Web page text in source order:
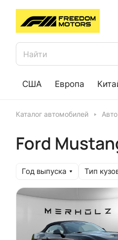
США Европа
Каталог автомобилей
Ford
Год выпуска Тип